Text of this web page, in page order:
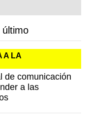
último
A LA
de comunicación
a las